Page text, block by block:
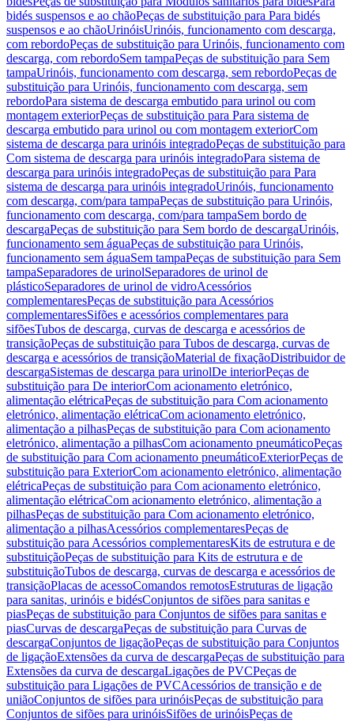
bidés suspensos e ao chãoPeças de substituição para Para bidés
suspensos e ao chãoUrinóisUrinóis, funcionamento com descarga,
com rebordoPeças de substituição para Urinóis, funcionamento com
descarga, com rebordoSem tampaPeças de substituição para Sem
tampaUrinóis, funcionamento com descarga, sem rebordoPeças de
substituição para Urinóis, funcionamento com descarga, sem
rebordoPara sistema de descarga embutido para urinol ou com
montagem exteriorPeças de substituição para Para sistema de
descarga embutido para urinol ou com montagem exteriorCom
sistema de descarga para urinóis integradoPeças de substituição para
Com sistema de descarga para urinóis integradoPara sistema de
descarga para urinóis integradoPeças de substituição para Para
sistema de descarga para urinóis integradoUrinóis, funcionamento
com descarga, com/para tampaPeças de substituição para Urinóis,
funcionamento com descarga, com/para tampaSem bordo de
descargaPeças de substituição para Sem bordo de descargaUrinóis,
funcionamento sem águaPeças de substituição para Urinóis,
funcionamento sem águaSem tampaPeças de substituição para Sem
tampaSeparadores de urinolSeparadores de urinol de
plásticoSeparadores de urinol de vidroAcessórios
complementaresPeças de substituição para Acessórios
complementaresSifões e acessórios complementares para
sifõesTubos de descarga, curvas de descarga e acessórios de
transiçãoPeças de substituição para Tubos de descarga, curvas de
descarga e acessórios de transiçãoMaterial de fixaçãoDistribuidor de
descargaSistemas de descarga para urinolDe interiorPeças de
substituição para De interiorCom acionamento eletrónico,
alimentação elétricaPeças de substituição para Com acionamento
eletrónico, alimentação elétricaCom acionamento eletrónico,
alimentação a pilhasPeças de substituição para Com acionamento
eletrónico, alimentação a pilhasCom acionamento pneumáticoPeças
de substituição para Com acionamento pneumáticoExteriorPeças de
substituição para ExteriorCom acionamento eletrónico, alimentação
elétricaPeças de substituição para Com acionamento eletrónico,
alimentação elétricaCom acionamento eletrónico, alimentação a
pilhasPeças de substituição para Com acionamento eletrónico,
alimentação a pilhasAcessórios complementaresPeças de
substituição para Acessórios complementaresKits de estrutura e de
substituiçãoPeças de substituição para Kits de estrutura e de
substituiçãoTubos de descarga, curvas de descarga e acessórios de
transiçãoPlacas de acessoComandos remotosEstruturas de ligação
para sanitas, urinóis e bidésConjuntos de sifões para sanitas e
piasPeças de substituição para Conjuntos de sifões para sanitas e
piasCurvas de descargaPeças de substituição para Curvas de
descargaConjuntos de ligaçãoPeças de substituição para Conjuntos
de ligaçãoExtensões da curva de descargaPeças de substituição para
Extensões da curva de descargaLigações de PVCPeças de
substituição para Ligações de PVCAcessórios de transição e de
uniãoConjuntos de sifões para urinóisPeças de substituição para
Conjuntos de sifões para urinóisSifões de urinóisPeças de